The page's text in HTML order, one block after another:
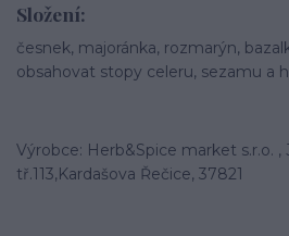
Složení:
česnek, majoránka, rozmarýn,
obsahovat stopy celeru, sezamu a
Výrobce: Herb&Spice market s.r.o. ,
tř.113,Kardašova Řečice, 37821